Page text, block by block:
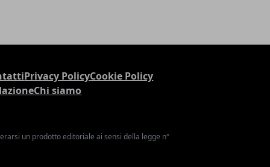
Privacy PolicyCookie Policy
Chi siamo
un prodotto editoriale ai sensi della legge n°